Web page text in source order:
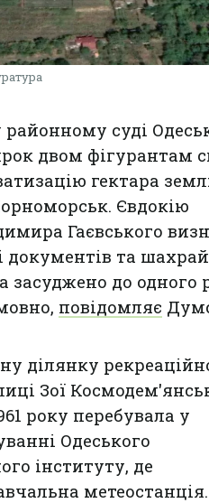
суді
двом фігурантам
гектара
Євдокію
Гаєвського
та
засуджено до одного
повідомляє
ділянку
Зої
року перебувала у
Одеського
інституту, де
метеостанція.